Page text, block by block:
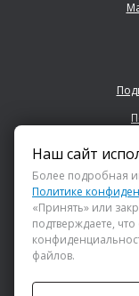
Наш сайт
Более подробная
Политике
«Принять» или
подтверждаете,
файлов.